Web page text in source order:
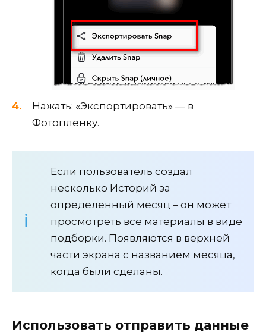
Нажать: «Экспортировать» — в
Фотопленку.
Если пользователь создал
несколько Историй за
определенный месяц – он может
просмотреть все материалы в виде
подборки. Появляются в верхней
части экрана с названием месяца,
когда были сделаны.
Использовать отправить данные